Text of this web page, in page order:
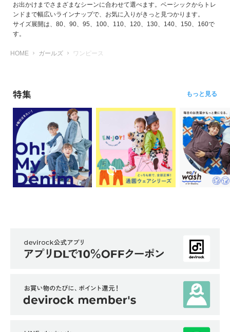
お出かけまでさまざまなシーンに合わせて選べます。ベーシックからトレ
ンドまで幅広いラインナップで、お気に入りがきっと見つかります。
サイズ展開は、80、90、95、100、110、120、130、140、150、160で
す。
HOME ガールズ ワンピース
特集 もっと見る